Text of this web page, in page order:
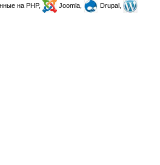
на PHP, Joomla,
Drupal,